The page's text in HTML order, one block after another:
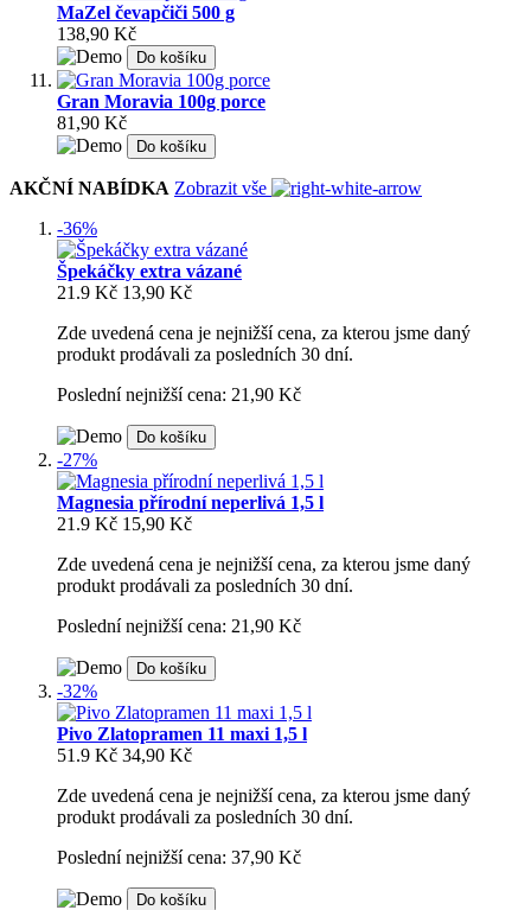
MaZel čevapčiči 500 g
138,90 Kč
Do košíku
Gran Moravia 100g porce
81,90 Kč
Do košíku
AKČNÍ NABÍDKA Zobrazit vše
-36%
Špekáčky extra vázané
21.9 Kč 13,90 Kč
Zde uvedená cena je nejnižší cena, za kterou jsme daný
produkt prodávali za posledních 30 dní.
Poslední nejnižší cena: 21,90 Kč
Do košíku
-27%
Magnesia přírodní neperlivá 1,5 l
21.9 Kč 15,90 Kč
Zde uvedená cena je nejnižší cena, za kterou jsme daný
produkt prodávali za posledních 30 dní.
Poslední nejnižší cena: 21,90 Kč
Do košíku
-32%
Pivo Zlatopramen 11 maxi 1,5 l
51.9 Kč 34,90 Kč
Zde uvedená cena je nejnižší cena, za kterou jsme daný
produkt prodávali za posledních 30 dní.
Poslední nejnižší cena: 37,90 Kč
Do košíku